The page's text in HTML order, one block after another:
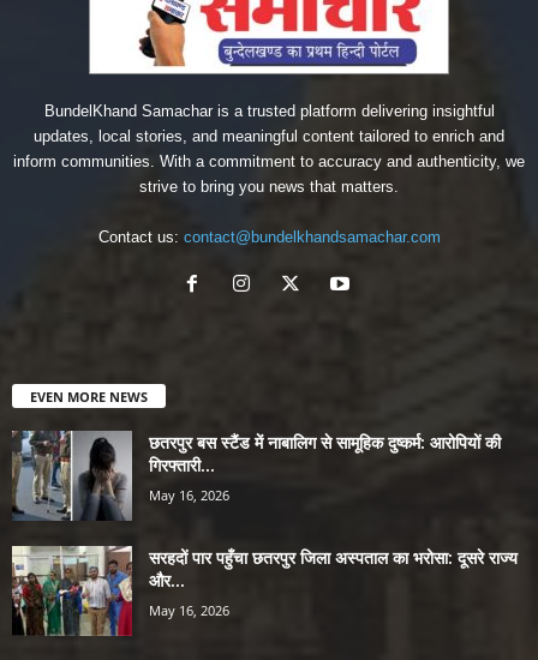
BundelKhand Samachar is a trusted platform delivering insightful
updates, local stories, and meaningful content tailored to enrich and
inform communities. With a commitment to accuracy and authenticity, we
strive to bring you news that matters.
Contact us: contact@bundelkhandsamachar.com
EVEN MORE NEWS
छतरपुर बस स्टैंड में नाबालिग से सामूहिक दुष्कर्म: आरोपियों की
गिरफ्तारी...
May 16, 2026
सरहदों पार पहुँचा छतरपुर जिला अस्पताल का भरोसा: दूसरे राज्य
और...
May 16, 2026